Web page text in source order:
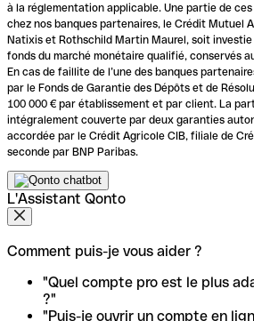
à la réglementation applicable. Une partie de
chez nos banques partenaires, le Crédit Mutuel
Natixis et Rothschild Martin Maurel, soit
fonds du marché monétaire qualifié, conservés
En cas de faillite de l’une des banques
par le Fonds de Garantie des Dépôts et de
100 000 € par établissement et par client. La
intégralement couverte par deux garanties
accordée par le Crédit Agricole CIB, filiale de
seconde par BNP Paribas.
L'Assistant Qonto
Comment puis-je vous aider ?
"Quel compte pro est le plus
?"
"Puis-je ouvrir un compte en